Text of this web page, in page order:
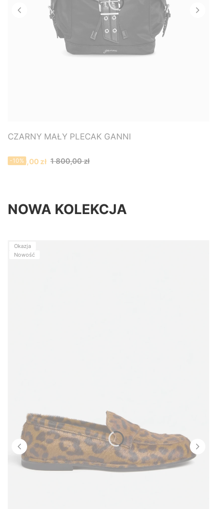
CZARNY MAŁY PLECAK GANNI
Cena promocyjna
1 620,00 zł 1 800,00 zł
-10%
NOWA KOLEKCJA
Okazja
Nowość